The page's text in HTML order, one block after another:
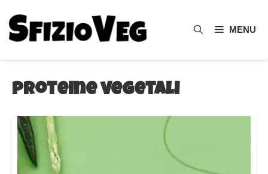
contenuto
MENU
proteine vegetali